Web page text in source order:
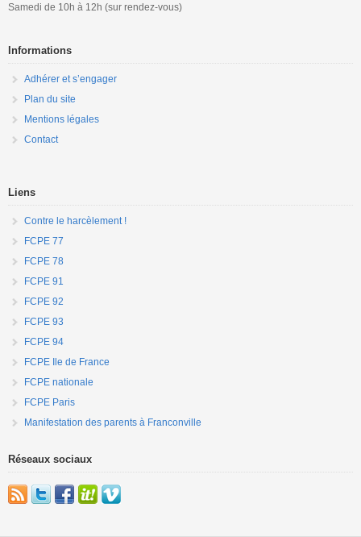
Samedi de 10h à 12h (sur rendez-vous)
Informations
Adhérer et s’engager
Plan du site
Mentions légales
Contact
Liens
Contre le harcèlement !
FCPE 77
FCPE 78
FCPE 91
FCPE 92
FCPE 93
FCPE 94
FCPE Ile de France
FCPE nationale
FCPE Paris
Manifestation des parents à Franconville
Réseaux sociaux